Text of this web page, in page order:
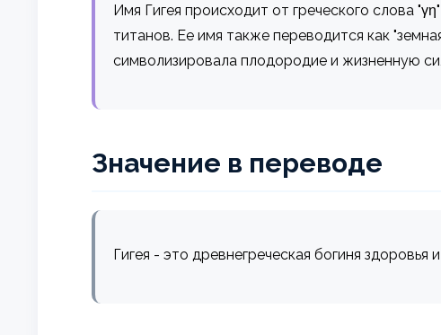
Имя Гигея происходит от греческого слова
титанов. Ее имя также переводится как
символизировала плодородие и жизненную
Значение в переводе
Гигея - это древнегреческая богиня здоровья